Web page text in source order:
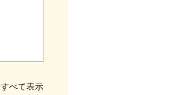
すべて表示